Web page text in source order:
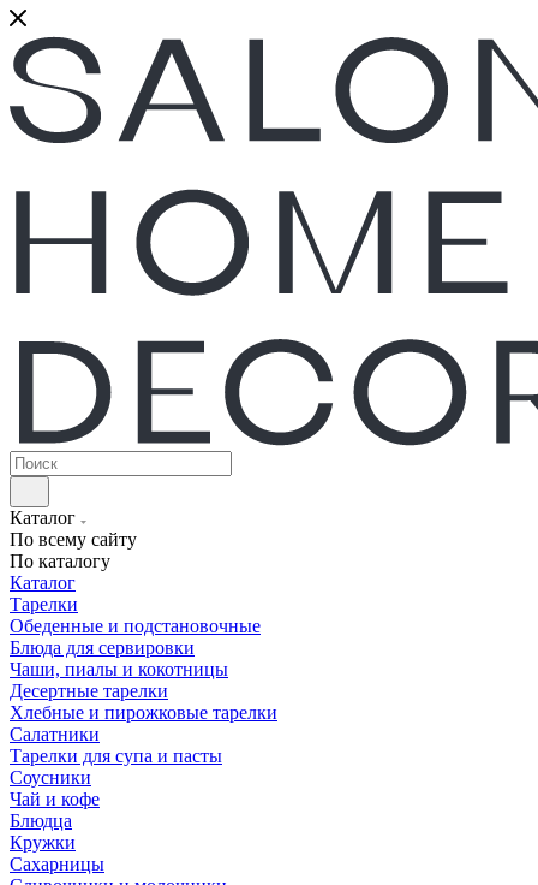
Каталог
По всему сайту
По каталогу
Каталог
Тарелки
Обеденные и подстановочные
Блюда для сервировки
Чаши, пиалы и кокотницы
Десертные тарелки
Хлебные и пирожковые тарелки
Салатники
Тарелки для супа и пасты
Соусники
Чай и кофе
Блюдца
Кружки
Сахарницы